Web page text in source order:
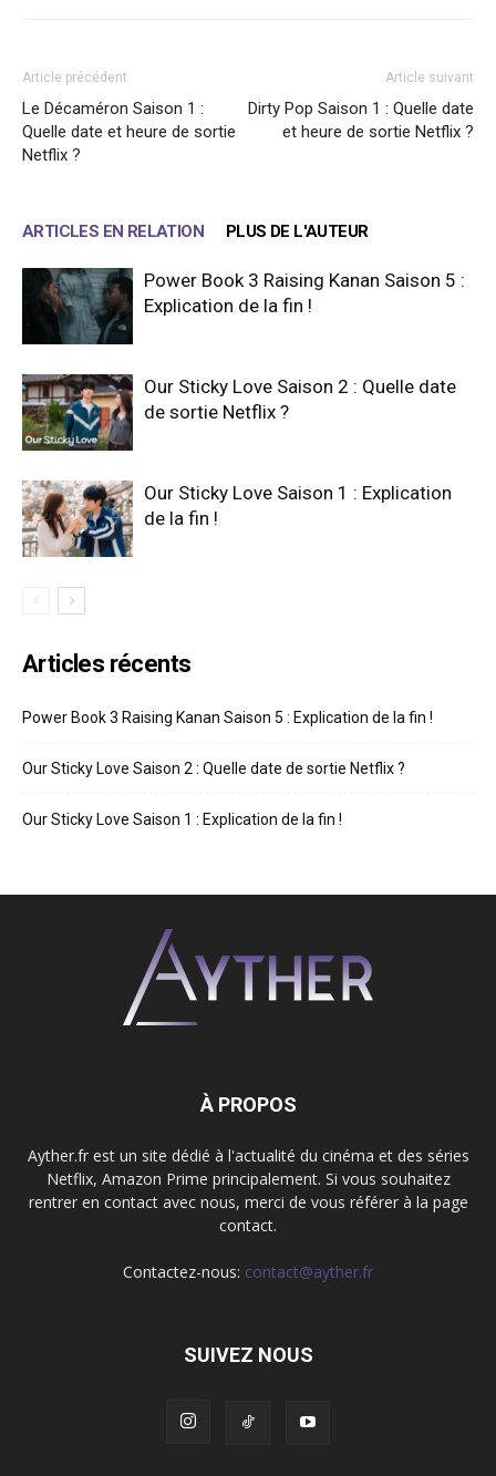
Article précédent
Le Décaméron Saison 1 :
Quelle date et heure de sortie
Netflix ?
Article suivant
Dirty Pop Saison 1 : Quelle date
et heure de sortie Netflix ?
ARTICLES EN RELATION PLUS DE L'AUTEUR
Power Book 3 Raising Kanan Saison 5 :
Explication de la fin !
Our Sticky Love Saison 2 : Quelle date
de sortie Netflix ?
Our Sticky Love Saison 1 : Explication
de la fin !
Articles récents
Power Book 3 Raising Kanan Saison 5 : Explication de la fin !
Our Sticky Love Saison 2 : Quelle date de sortie Netflix ?
Our Sticky Love Saison 1 : Explication de la fin !
À PROPOS
Ayther.fr est un site dédié à l'actualité du cinéma et des séries
Netflix, Amazon Prime principalement. Si vous souhaitez
rentrer en contact avec nous, merci de vous référer à la page
contact.
Contactez-nous: contact@ayther.fr
SUIVEZ NOUS